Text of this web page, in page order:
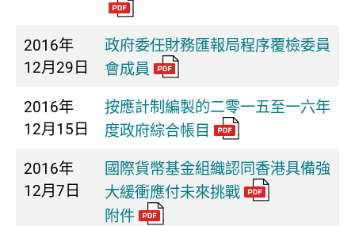
2016年
12月29日
政府委任財務匯報局程序覆檢委員
會成員
2016年
12月15日
按應計制編製的二零一五至一六年
度政府綜合帳目
2016年
12月7日
國際貨幣基金組織認同香港具備強
大緩衝應付未來挑戰
附件